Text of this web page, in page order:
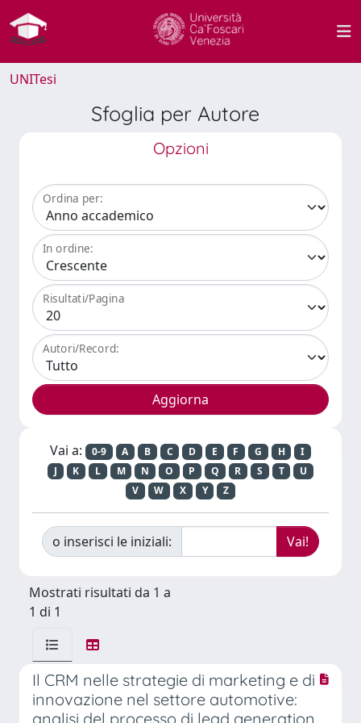
UNITesi
Sfoglia per Autore
Opzioni
Ordina per:
In ordine:
Risultati/Pagina
Autori/Record:
Vai a: 0-9 A B C D E F G H
I
J
K L M N O P Q R S T
U
V
W X Y Z
o inserisci le iniziali:
Mostrati risultati da 1 a
1 di 1
Il CRM nelle strategie di marketing e di
innovazione nel settore automotive:
analisi del processo di lead generation.